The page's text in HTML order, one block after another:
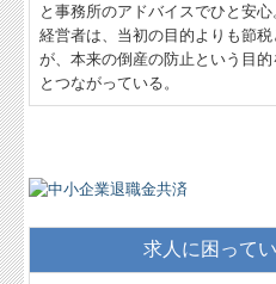
と事務所のアドバイスでひと安心
経営者は、当初の目的よりも節
が、本来の倒産の防止という目
とつながっている。
求人に困って